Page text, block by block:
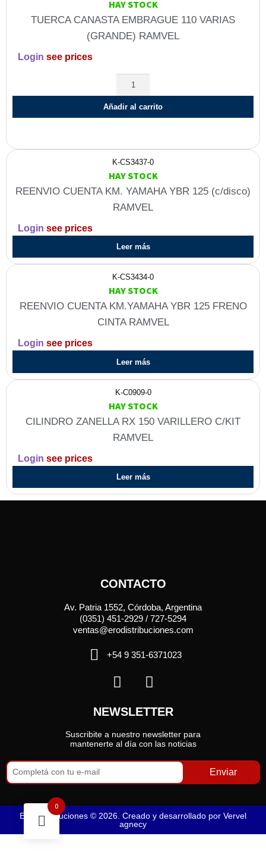
HAY STOCK
TUERCA CANASTA EMBRAGUE 110 VARIAS
(GRANDE) RAMVEL
Login see prices
Añadir al carrito
K-CS3437-0
HAY STOCK
REENVIO CUENTA KM. YAMAHA YBR 125 (c/disco)
RAMVEL
Login see prices
Leer más
K-CS3434-0
HAY STOCK
REENVIO CUENTA KM.YAMAHA YBR 125 FRENO
CINTA RAMVEL
Login see prices
Leer más
K-C0909-0
HAY STOCK
CILINDRO ZANELLA RX 150 VARILLERO C/KIT
RAMVEL
Login see prices
Leer más
CONTACTO
Av. Patria 1552, Córdoba, Argentina
(0351) 451-2929 / 727-5294
ventas@erodistribuciones.com
+54 9 351-6371023
NEWSLETTER
Suscribite a nuestro newsletter para
mantenerte al día con las noticias
Enviar
Ero Distribuciones © 2026. Creado y desarrollado por Vervel
agnecy
0